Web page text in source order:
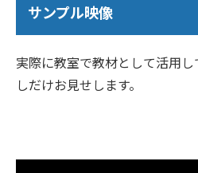
サンプル映像
実際に教室で教材として活用
しだけお見せします。